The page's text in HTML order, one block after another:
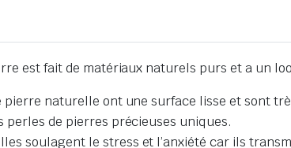
est fait de matériaux naturels purs et a un
pierre naturelle ont une surface lisse et sont
de pierres précieuses uniques.
soulagent le stress et l’anxiété car ils